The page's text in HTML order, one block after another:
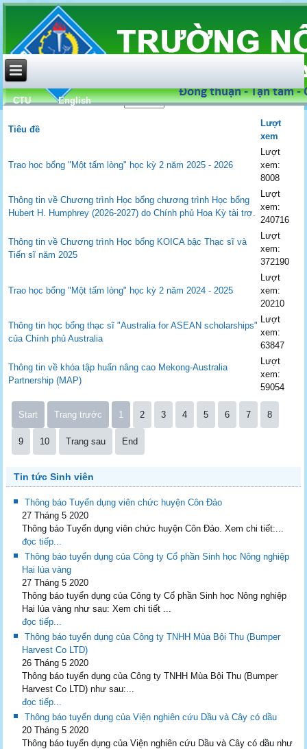
CTU English
Hiển thị #
Tiêu đề
Lượt
xem
Trao học bổng "Một tấm lòng" học kỳ 2 năm 2025 - 2026
Lượt
xem:
8008
Thông tin về Chương trình Học bổng chương trình Học bổng
Hubert H. Humphrey (2026-2027) do Chính phủ Hoa Kỳ tài trợ.
Lượt
xem:
240716
Thông tin về Chương trình Học bổng KOICA bậc Thạc sĩ và
Tiến sĩ năm 2025
Lượt
xem:
372190
Trao học bổng "Một tấm lòng" học kỳ 2 năm 2024 - 2025
Lượt
xem:
20210
Thông tin học bổng thạc sĩ "Australia for ASEAN scholarships"
của Chính phủ Australia
Lượt
xem:
63847
Thông tin về khóa tập huấn nâng cao Mekong-Australia
Partnership (MAP)
Lượt
xem:
59054
Start Trang trước 1 2 3 4 5 6 7 8
9 10 Trang sau End
Tin tức Sinh viên
Thông báo Tuyển dụng viên chức huyện Côn Đảo
27 Tháng 5 2020
Thông báo Tuyển dụng viên chức huyện Côn Đảo. Xem chi tiết:...
đọc tiếp...
Thông báo tuyển dụng của Công ty Cổ phần Sinh học Nông nghiệp
Hai lúa vàng
27 Tháng 5 2020
Thông báo tuyển dụng của Công ty Cổ phần Sinh học Nông nghiệp
Hai lúa vàng như sau: Xem chi tiết ...
đọc tiếp...
Thông báo tuyển dụng của Công ty TNHH Mùa Bội Thu (Bumper
Harvest Co LTD)
26 Tháng 5 2020
Thông báo tuyển dụng của Công ty TNHH Mùa Bội Thu (Bumper
Harvest Co LTD) như sau:...
đọc tiếp...
Thông báo tuyển dụng của Viện nghiên cứu Dầu và Cây có dầu
20 Tháng 5 2020
Thông báo tuyển dụng của Viện nghiên cứu Dầu và Cây có dầu như